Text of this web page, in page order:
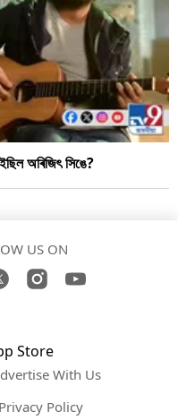
অৰিজিৎ সিঙে?
US ON
With Us
Privacy Policy